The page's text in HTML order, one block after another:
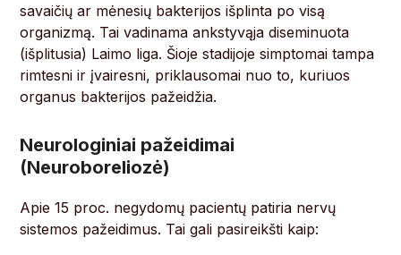
savaičių ar mėnesių bakterijos išplinta po visą
organizmą. Tai vadinama ankstyvąja diseminuota
(išplitusia) Laimo liga. Šioje stadijoje simptomai tampa
rimtesni ir įvairesni, priklausomai nuo to, kuriuos
organus bakterijos pažeidžia.
Neurologiniai pažeidimai
(Neuroboreliozė)
Apie 15 proc. negydomų pacientų patiria nervų
sistemos pažeidimus. Tai gali pasireikšti kaip: